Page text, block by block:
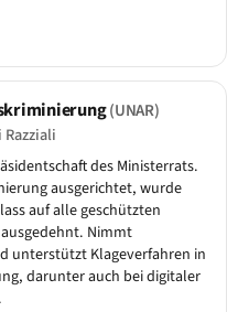
(UNAR)
des Ministerrats.
ausgerichtet, wurde
auf alle geschützten
Nimmt
unterstützt Klageverfahren in
darunter auch bei digitaler